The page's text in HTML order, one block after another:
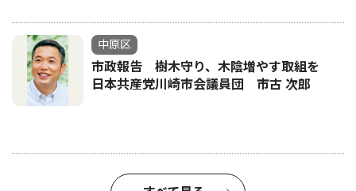
中原区
市政報告 樹木守り、木陰増やす取組を
日本共産党川崎市会議員団 市古 次郎